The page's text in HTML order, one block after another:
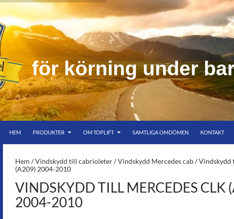
körning under ba
bar himmel
HEM
PRODUKTER OM TOPLIFT SAMTLIGA OMDÖMEN KONTAKT
Hem /Vindskydd till cabrioleter/Vindskydd Mercedes cab/ Vindskydd
(A209) 2004-2010
VINDSKYDD TILL MERCEDES CLK
2004-2010